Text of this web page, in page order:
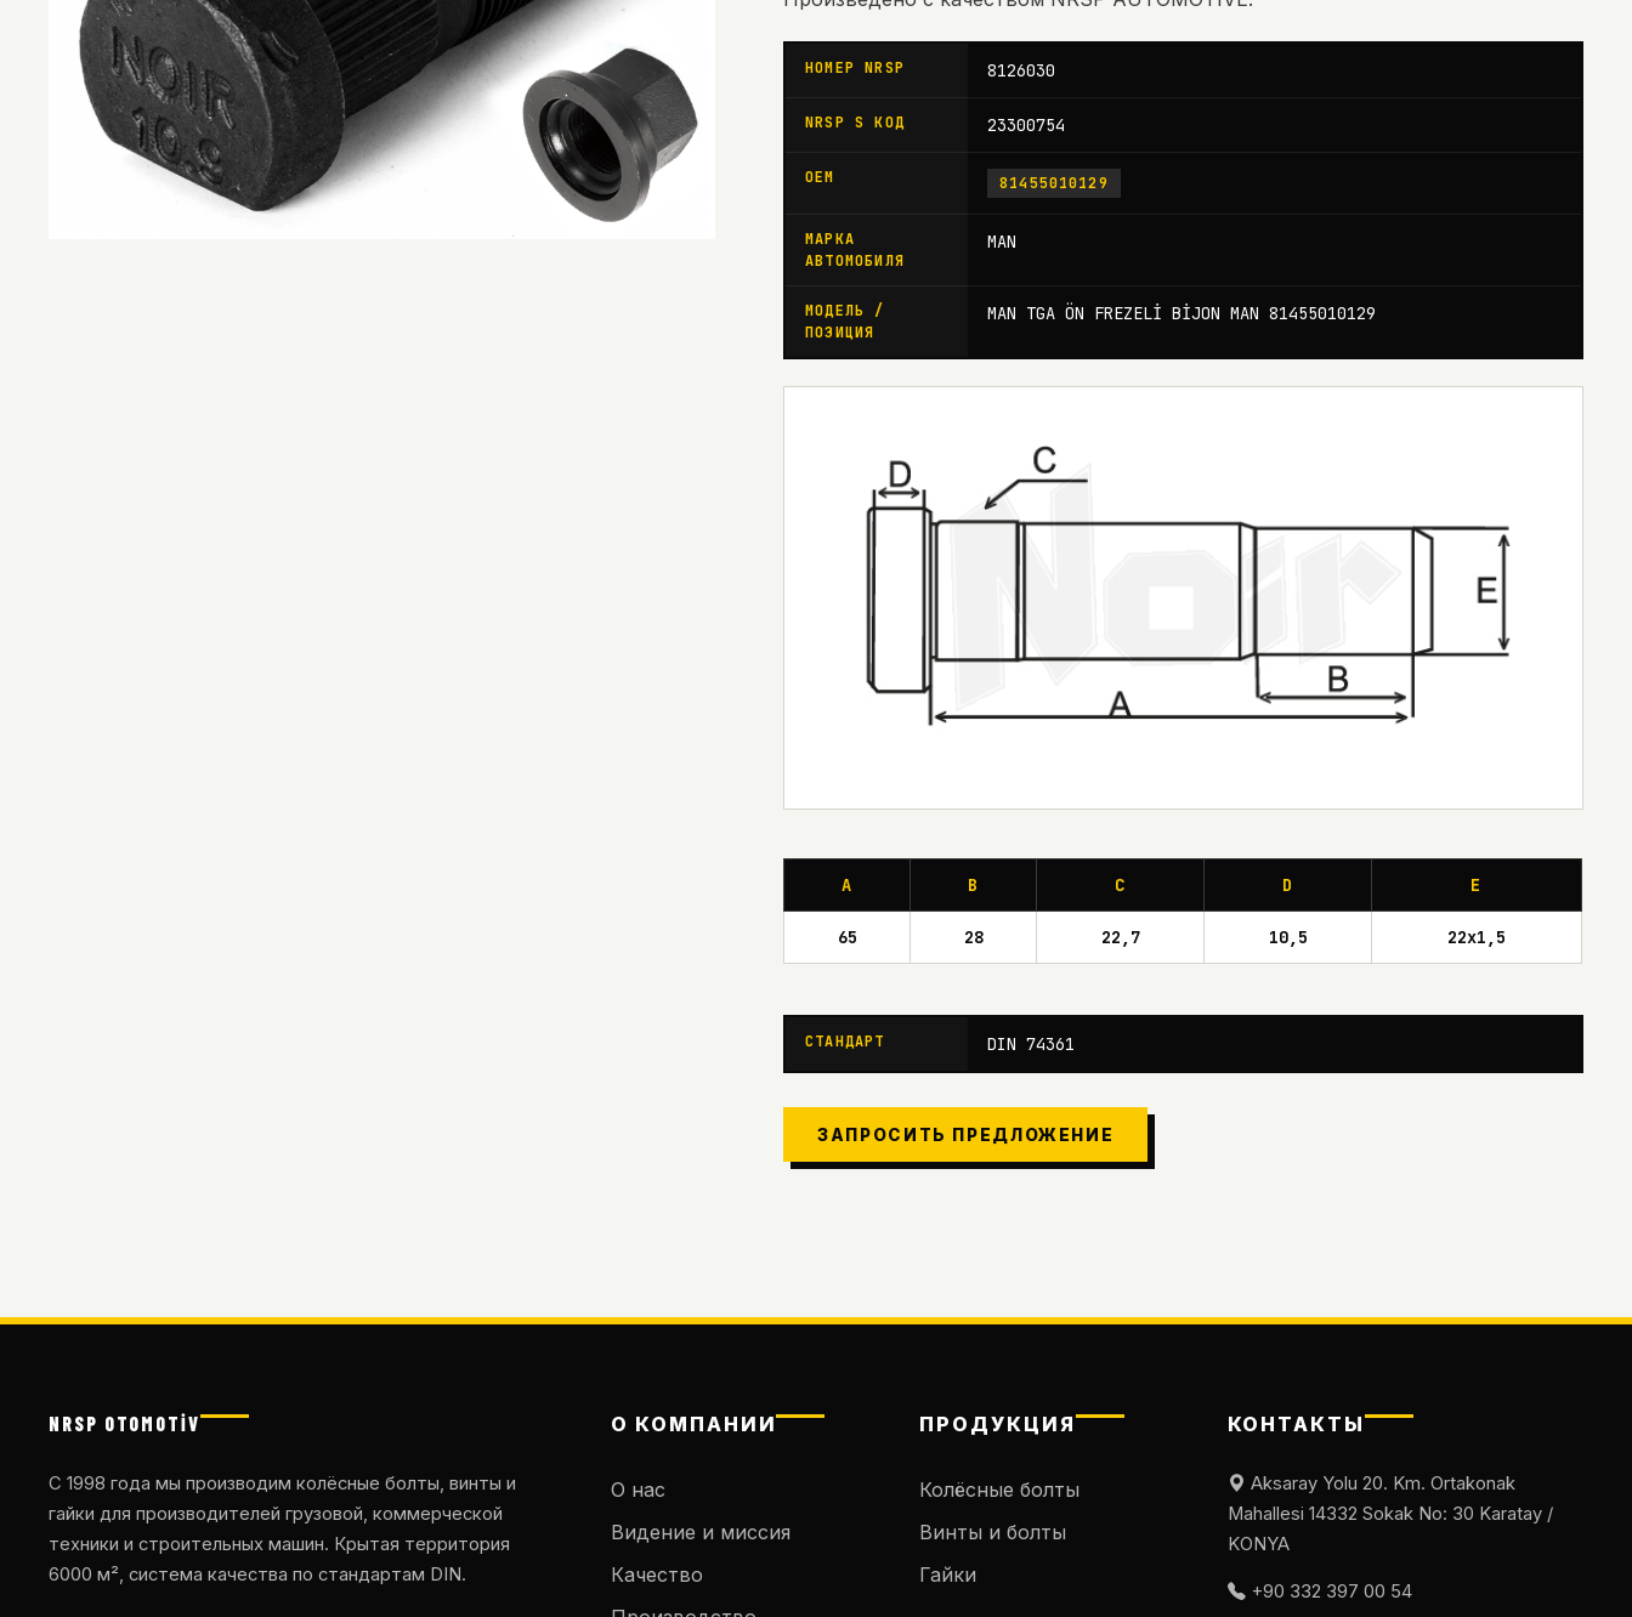
НОМЕР NRSP 8126030
NRSP S КОД 23300754
OEM 81455010129
МАРКА
АВТОМОБИЛЯ
MAN
МОДЕЛЬ /
ПОЗИЦИЯ
MAN TGA ÖN FREZELİ BİJON MAN 81455010129
A B C D E
65 28 22,7 10,5 22x1,5
СТАНДАРТ DIN 74361
ЗАПРОСИТЬ ПРЕДЛОЖЕНИЕ
NRSP OTOMOTİV
С 1998 года мы производим колёсные болты, винты и
гайки для производителей грузовой, коммерческой
техники и строительных машин. Крытая территория
6000 м², система качества по стандартам DIN.
О КОМПАНИИ
О нас
Видение и миссия
Качество
ПРОДУКЦИЯ
Колёсные болты
Винты и болты
Гайки
КОНТАКТЫ
Aksaray Yolu 20. Km. Ortakonak
Mahallesi 14332 Sokak No: 30 Karatay /
KONYA
+90 332 397 00 54